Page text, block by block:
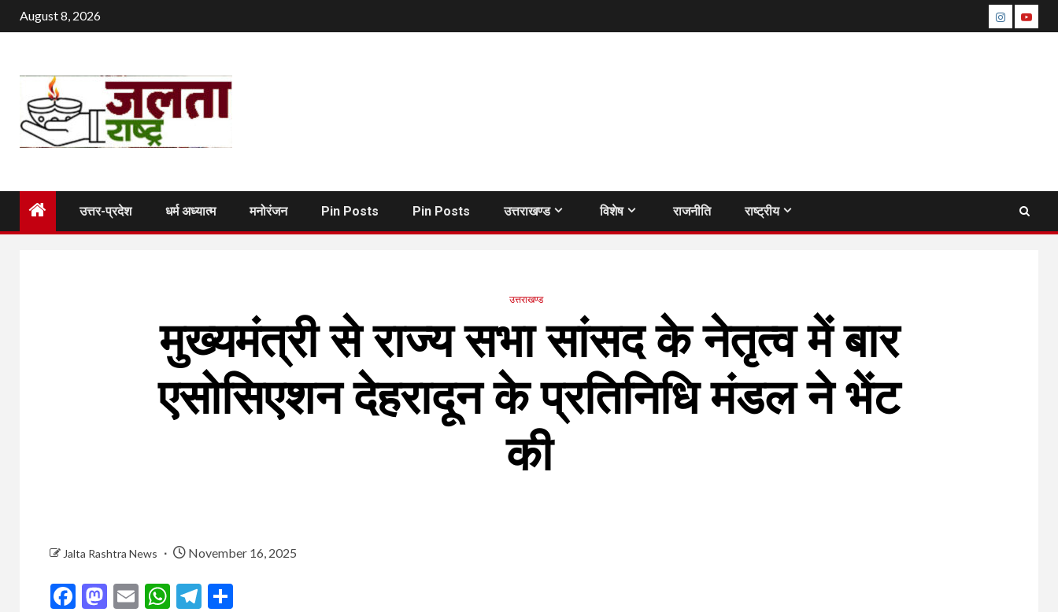
Skip
to
August 8, 2026 instagram
उत्तर-प्रदेश धर्म अध्यात्म मनोरंजन Pin Posts Pin Posts उत्तराखण्ड विशेष राजनीति राष्ट्रीय
उत्तराखण्ड
मुख्यमंत्री से राज्य सभा सांसद के नेतृत्व में बार
एसोसिएशन देहरादून के प्रतिनिधि मंडल ने भेंट
की
Jalta Rashtra News November 16, 2025
Facebook
Mastodon
EmailWhatsApp
Telegram